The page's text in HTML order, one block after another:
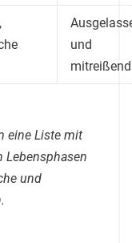
und
mitreißend
eine Liste mit
Lebensphasen
und